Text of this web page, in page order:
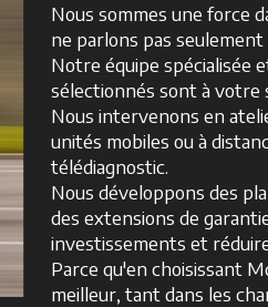
Nous sommes une force
ne parlons pas
Notre équipe spécialisée
sélectionnés sont à votre
Nous intervenons en
unités mobiles ou à
télédiagnostic.
Nous développons des
des extensions de
investissements et
Parce qu'en choisissant
meilleur, tant dans les